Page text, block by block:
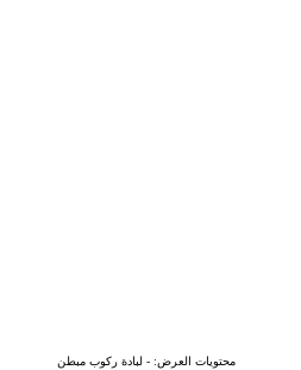
محتويات العرض: - لبادة ركوب مبطن